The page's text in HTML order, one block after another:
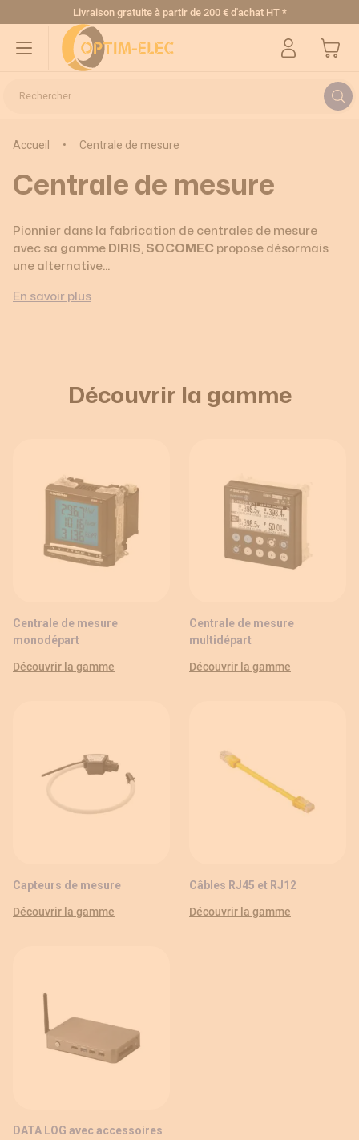
Allez au contenuLivraison gratuite à partir de 200 € d'achat HT *
Mon
Rechercher...
Accueil • Centrale de mesure
Centrale de mesure
Pionnier dans la fabrication de centrales de mesure
avec sa gamme DIRIS, SOCOMEC propose désormais
une alternative…
En savoir plus
Découvrir la gamme
Centrale de mesure
monodépart
Découvrir la gamme
Centrale de mesure
multidépart
Découvrir la gamme
Capteurs de mesure
Découvrir la gamme
Câbles RJ45 et RJ12
Découvrir la gamme
DATA LOG avec accessoires